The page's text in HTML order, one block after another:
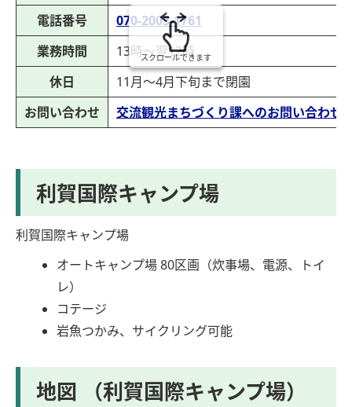
電話番号
070-2003-1761
業務時間
13時～翌12時
休日
11月～4月下旬まで閉園
お問い合わせ
交流観光まちづくり課へのお問い合わせ
スクロールできます
利賀国際キャンプ場
利賀国際キャンプ場
オートキャンプ場 80区画（炊事場、電源、トイ
レ）
コテージ
岩魚つかみ、サイクリング可能
地図 （利賀国際キャンプ場）